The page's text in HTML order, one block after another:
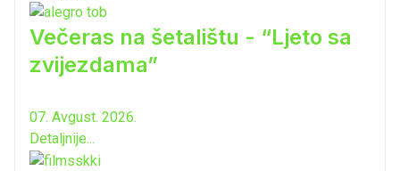
Večeras na šetalištu - “Ljeto sa
zvijezdama”
07. Avgust. 2026.
Detaljnije...